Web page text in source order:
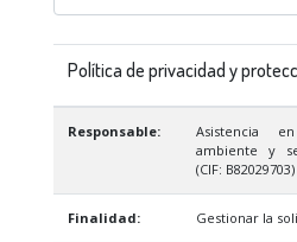
Política de privacidad y
Responsable:
Asistencia
ambiente y
(CIF: B82029703)
Finalidad: Gestionar la